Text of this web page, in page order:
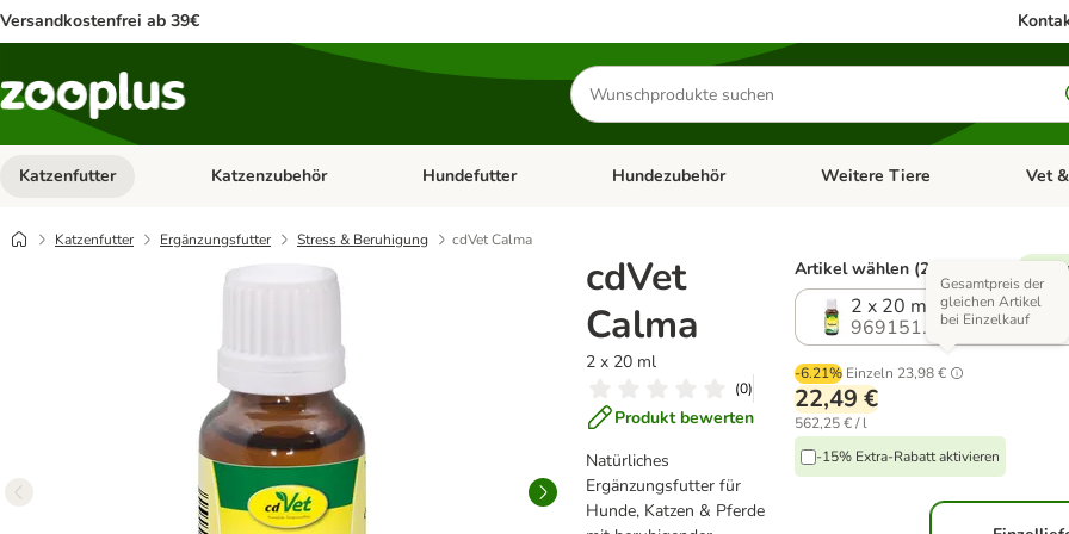
Versandkostenfrei ab 39€
Produkte
suchen
Katzenfutter Kategorie-Menü öffnen: Katzenfutter
Katzenzubehör Kategorie-Menü öffnen: Katzenzubehör
Hundefutter Kategorie-Menü öffnen: Hundefutter
Hundezubehör Kategorie-Menü öffnen:
Weitere Tiere Vet
Katzenfutter Ergänzungsfutter Stress & Beruhigung cdVet Calma
cdVet
Calma
2 x 20 ml
(0)
Produkt bewerten
Natürliches
Ergänzungsfutter für
Hunde, Katzen & Pferde
Artikel wählen (2 Varianten) %
2 x 20 ml
969151.0
-6.21% Einzeln 23,98 €
Gesamtpreis der
gleichen Artikel
bei Einzelkauf
22,49 €
562,25 € / l
-15% Extra-Rabatt aktivieren